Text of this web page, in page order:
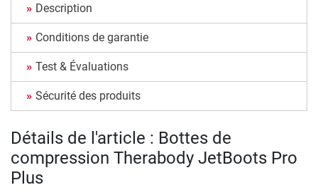
Description
Conditions de garantie
Test & Évaluations
Sécurité des produits
Détails de l'article : Bottes de
compression Therabody JetBoots Pro
Plus